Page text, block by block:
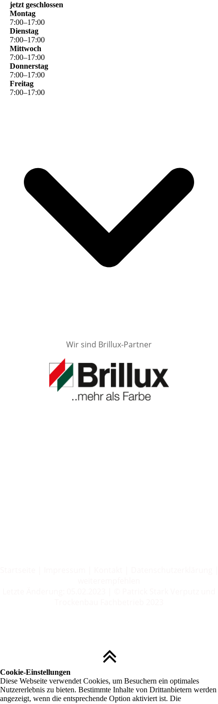
jetzt geschlossen
Montag
7:00–17:00
Dienstag
7:00–17:00
Mittwoch
7:00–17:00
Donnerstag
7:00–17:00
Freitag
7:00–17:00
Wir sind Brillux-Partner
Cookie-Einstellungen
Diese Webseite verwendet Cookies, um Besuchern ein optimales
Nutzererlebnis zu bieten. Bestimmte Inhalte von Drittanbietern
angezeigt, wenn die entsprechende Option aktiviert ist. Die